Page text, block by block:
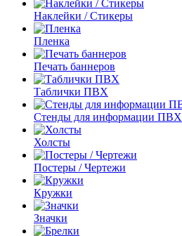
Наклейки / Стикеры
Пленка
Печать баннеров
Таблички ПВХ
Стенды для информации ПВХ
Холсты
Постеры / Чертежи
Кружки
Значки